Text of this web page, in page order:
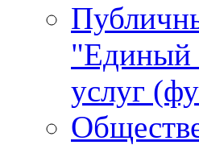
"Единый
услуг